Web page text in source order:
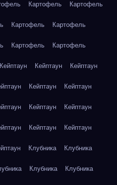
Картофель Картофель
Картофель Картофель
Картофель Картофель
Кейптаун Кейптаун Кейптаун
Кейптаун Кейптаун
Кейптаун Кейптаун
Кейптаун Кейптаун
Клубника Клубника
Клубника Клубника